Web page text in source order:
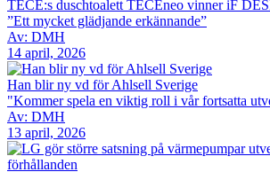
TECE:s duschtoalett TECEneo vinner iF
”Ett mycket glädjande erkännande”
Av: DMH
14 april, 2026
Han blir ny vd för Ahlsell Sverige
"Kommer spela en viktig roll i vår fortsatta
Av: DMH
13 april, 2026